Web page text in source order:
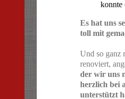
konnte
Es hat uns
toll mit
Und so ganz
renoviert,
der wir uns
herzlich bei
unterstützt